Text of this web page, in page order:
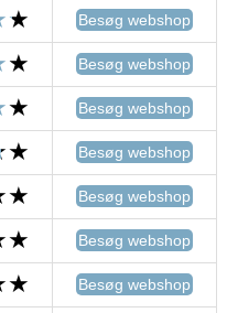
Besøg webshop
Besøg webshop
Besøg webshop
Besøg webshop
Besøg webshop
Besøg webshop
Besøg webshop